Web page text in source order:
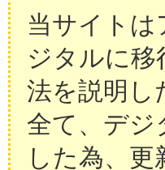
当サイト
ジタルに移
法を説明し
全て、デジ
した為、